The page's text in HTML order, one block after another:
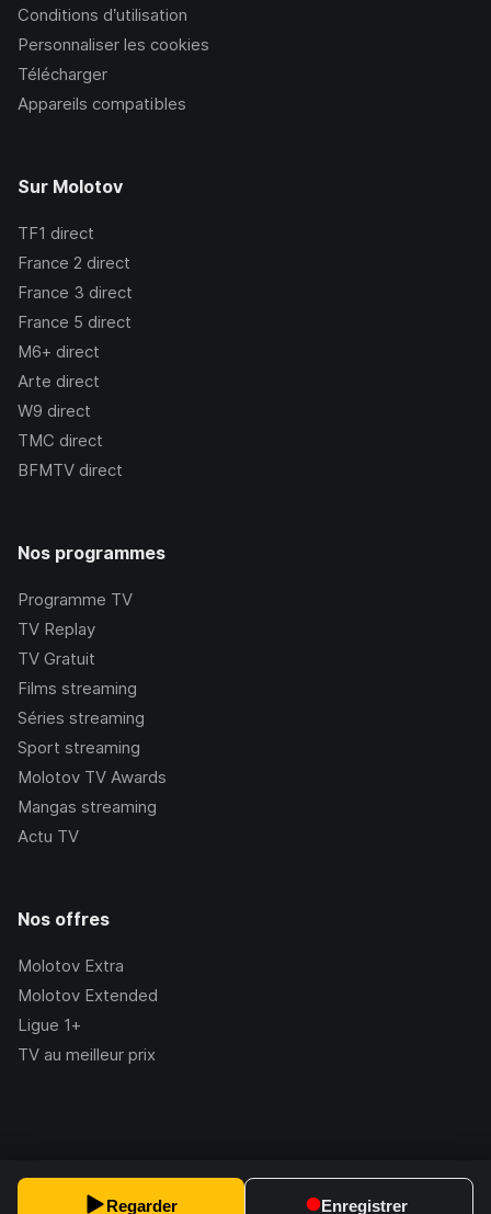
Regarder Enregistrer
Conditions d’utilisation
Personnaliser les cookies
Télécharger
Appareils compatibles
Sur Molotov
TF1 direct
France 2 direct
France 3 direct
France 5 direct
M6+ direct
Arte direct
W9 direct
TMC direct
BFMTV direct
Nos programmes
Programme TV
TV Replay
TV Gratuit
Films streaming
Séries streaming
Sport streaming
Molotov TV Awards
Mangas streaming
Actu TV
Nos offres
Molotov Extra
Molotov Extended
Ligue 1+
TV au meilleur prix
2.228.1